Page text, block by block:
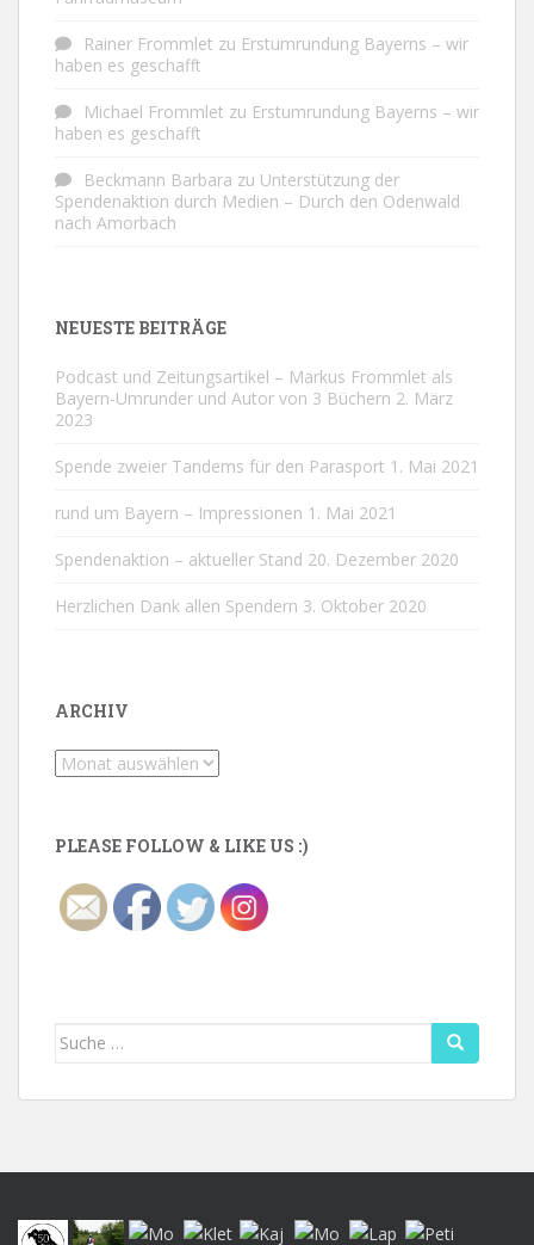
Rainer Frommlet zu Erstumrundung Bayerns – wir
haben es geschafft
Michael Frommlet zu Erstumrundung Bayerns – wir
haben es geschafft
Beckmann Barbara zu Unterstützung der
Spendenaktion durch Medien – Durch den Odenwald
nach Amorbach
NEUESTE BEITRÄGE
Podcast und Zeitungsartikel – Markus Frommlet als
Bayern-Umrunder und Autor von 3 Büchern 2. März
2023
Spende zweier Tandems für den Parasport 1. Mai 2021
rund um Bayern – Impressionen 1. Mai 2021
Spendenaktion – aktueller Stand 20. Dezember 2020
Herzlichen Dank allen Spendern 3. Oktober 2020
ARCHIV
Archiv
PLEASE FOLLOW & LIKE US :)
Suche